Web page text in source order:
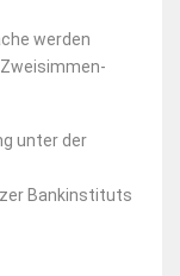
werden
unter der
Bankinstituts